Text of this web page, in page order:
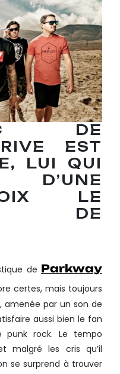
DE
EST
LUI QUI
D’UNE
LE
DE
de Parkway
certes, mais toujours
amenée par un son de
aussi bien le fan
punk rock. Le tempo
malgré les cris qu’il
se surprend à trouver